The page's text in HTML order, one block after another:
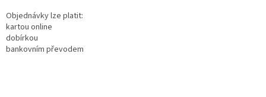
Objednávky lze platit:
kartou online
dobírkou
bankovním převodem